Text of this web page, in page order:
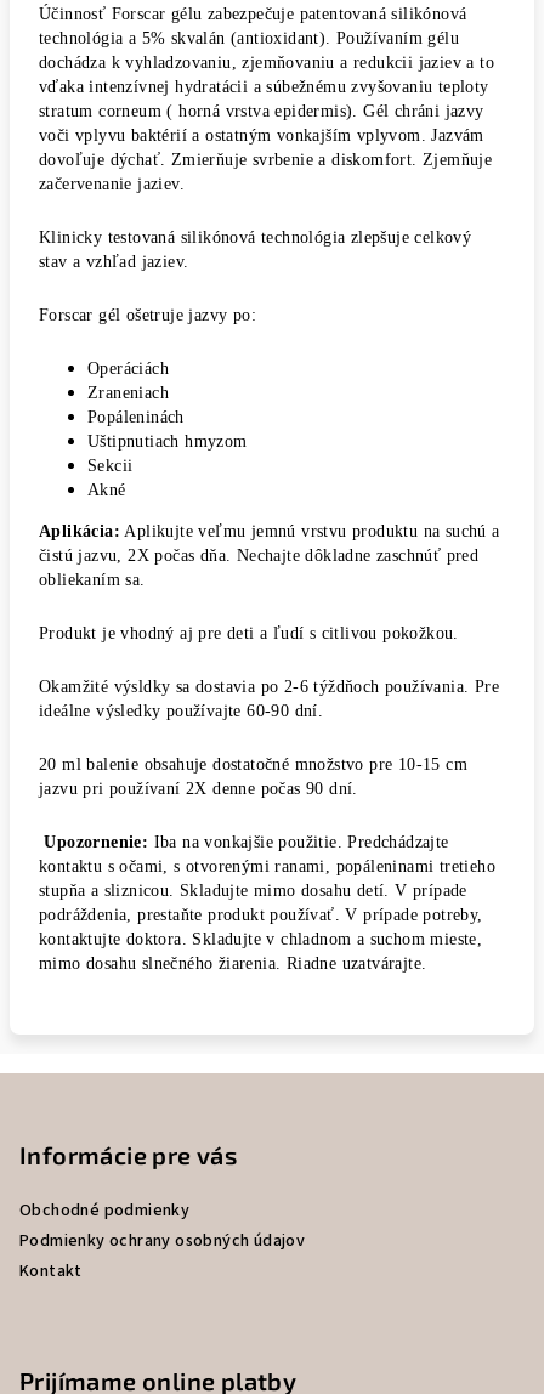
Účinnosť Forscar gélu zabezpečuje patentovaná silikónová
technológia a 5% skvalán (antioxidant). Používaním gélu
dochádza k vyhladzovaniu, zjemňovaniu a redukcii jaziev a to
vďaka intenzívnej hydratácii a súbežnému zvyšovaniu teploty
stratum corneum ( horná vrstva epidermis). Gél chráni jazvy
voči vplyvu baktérií a ostatným vonkajším vplyvom. Jazvám
dovoľuje dýchať. Zmierňuje svrbenie a diskomfort. Zjemňuje
začervenanie jaziev.
Klinicky testovaná silikónová technológia zlepšuje celkový
stav a vzhľad jaziev.
Forscar gél ošetruje jazvy po:
Operáciách
Zraneniach
Popáleninách
Uštipnutiach hmyzom
Sekcii
Akné
Aplikácia: Aplikujte veľmu jemnú vrstvu produktu na suchú a
čistú jazvu, 2X počas dňa. Nechajte dôkladne zaschnúť pred
obliekaním sa.
Produkt je vhodný aj pre deti a ľudí s citlivou pokožkou.
Okamžité výsldky sa dostavia po 2-6 týždňoch používania. Pre
ideálne výsledky používajte 60-90 dní.
20 ml balenie obsahuje dostatočné množstvo pre 10-15 cm
jazvu pri používaní 2X denne počas 90 dní.
Upozornenie: Iba na vonkajšie použitie. Predchádzajte
kontaktu s očami, s otvorenými ranami, popáleninami tretieho
stupňa a sliznicou. Skladujte mimo dosahu detí. V prípade
podráždenia, prestaňte produkt používať. V prípade potreby,
kontaktujte doktora. Skladujte v chladnom a suchom mieste,
mimo dosahu slnečného žiarenia. Riadne uzatvárajte.
Informácie pre vás
Obchodné podmienky
Podmienky ochrany osobných údajov
Kontakt
Prijímame online platby